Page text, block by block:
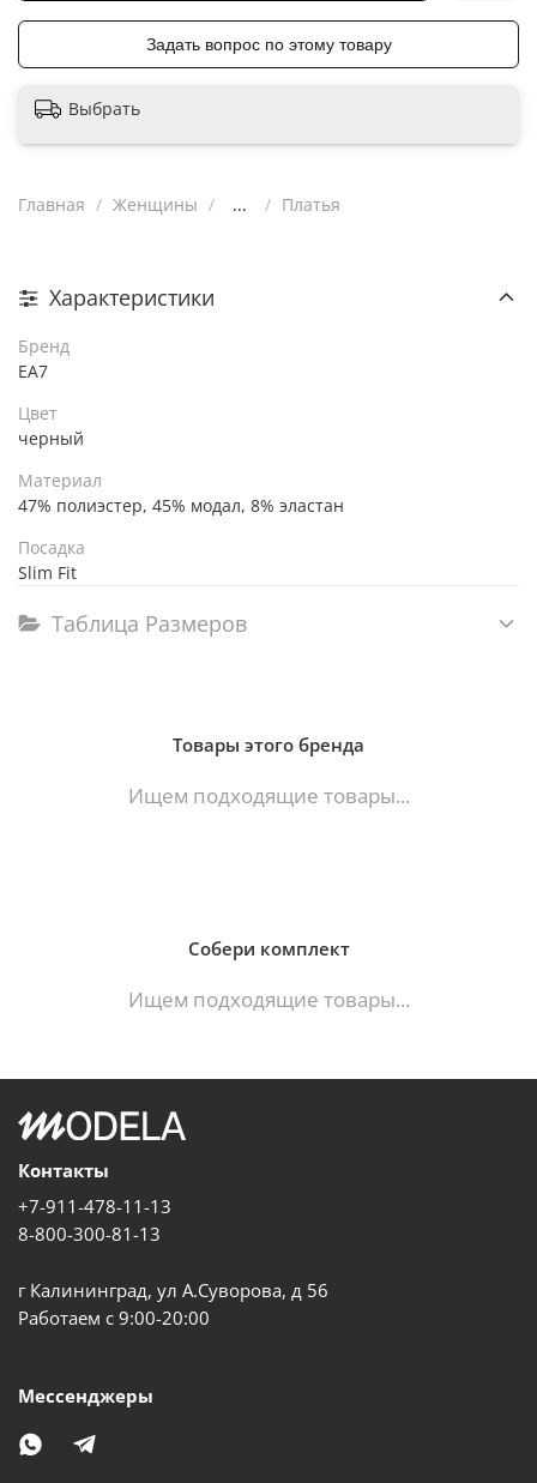
Задать вопрос по этому товару
Выбрать
Главная Женщины ... Платья
Характеристики
Бренд
EA7
Цвет
черный
Материал
47% полиэстер, 45% модал, 8% эластан
Посадка
Slim Fit
Таблица Размеров
Товары этого бренда
Ищем подходящие товары...
Собери комплект
Ищем подходящие товары...
Контакты
+7-911-478-11-13
8-800-300-81-13
г Калининград, ул А.Суворова, д 56
Работаем с 9:00-20:00
Мессенджеры